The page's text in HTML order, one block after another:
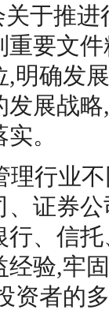
关于推
重要文
,明确发
展战
。
行业
证券
、信
经验,牢
资者的